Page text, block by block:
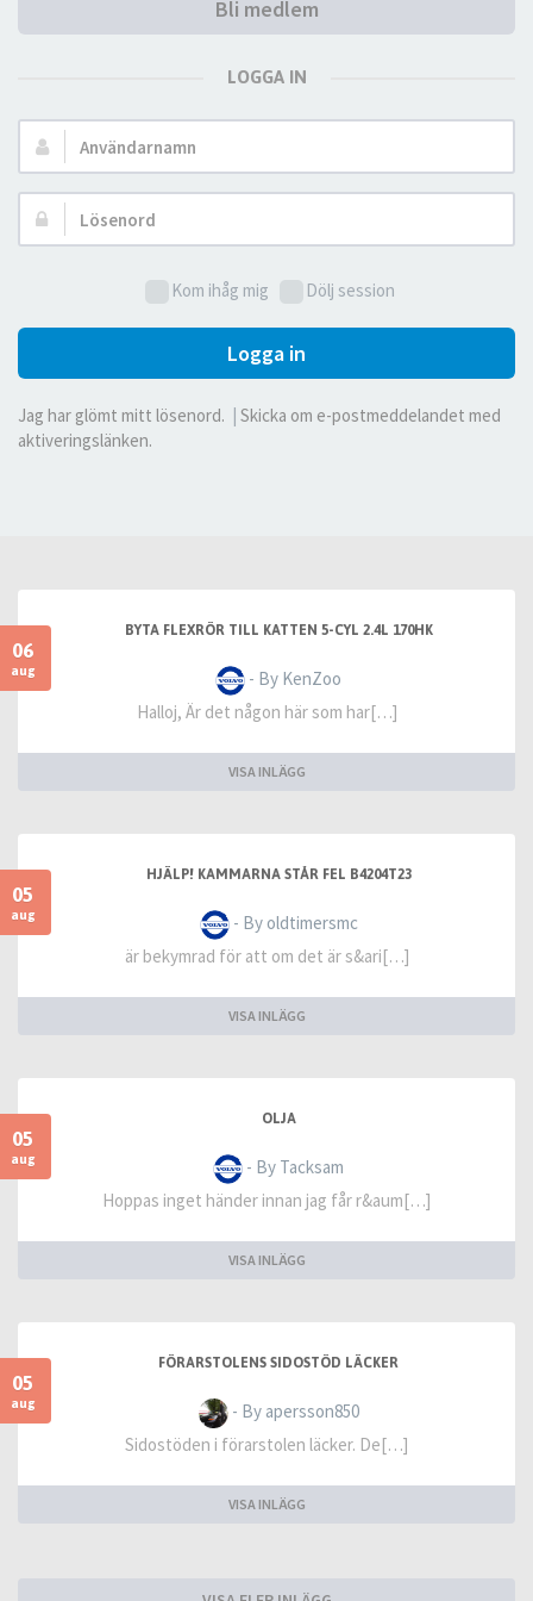
Bli medlem
LOGGA IN
Användarnamn:
Lösenord:
Kom ihåg mig Dölj session
Logga in
Jag har glömt mitt lösenord.
Skicka om e-postmeddelandet med
aktiveringslänken.
06
aug
BYTA FLEXRÖR TILL KATTEN 5-CYL 2.4L 170HK
- By KenZoo
Halloj, Är det någon här som har[…]
VISA INLÄGG
05
aug
HJÄLP! KAMMARNA STÅR FEL B4204T23
- By oldtimersmc
är bekymrad för att om det är s&ari[…]
VISA INLÄGG
05
aug
OLJA
- By Tacksam
Hoppas inget händer innan jag får r&aum[…]
VISA INLÄGG
05
aug
FÖRARSTOLENS SIDOSTÖD LÄCKER
- By apersson850
Sidostöden i förarstolen läcker. De[…]
VISA INLÄGG